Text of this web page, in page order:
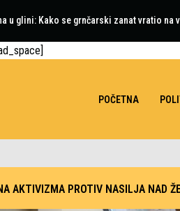
u glini: Kako se grnčarski zanat vratio na
POČETNA
AKTIVIZMA PROTIV NASILJA NAD